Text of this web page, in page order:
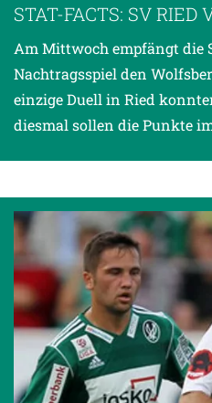
STAT-FACTS: SV RIED
Am Mittwoch empfängt die
Nachtragsspiel den
einzige Duell in Ried
diesmal sollen die Punkte